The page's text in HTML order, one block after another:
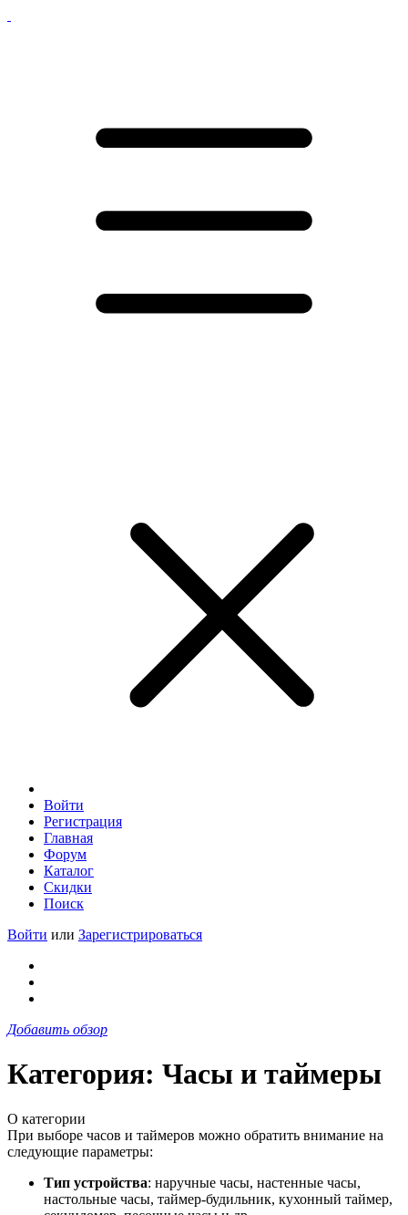
Войти
Регистрация
Главная
Форум
Каталог
Скидки
Поиск
Войти или Зарегистрироваться
Добавить обзор
Категория: Часы и таймеры
О категории
При выборе часов и таймеров можно обратить внимание на
следующие параметры:
Тип устройства: наручные часы, настенные часы,
настольные часы, таймер-будильник, кухонный таймер,